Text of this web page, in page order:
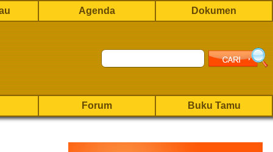
Agenda Dokumen
Forum Buku Tamu